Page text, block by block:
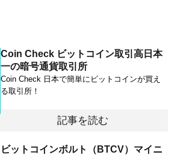
Coin Check ビットコイン取引高日本
一の暗号通貨取引所
Coin Check 日本で簡単にビットコインが買え
る取引所！
記事を読む
ビットコインボルト（BTCV）マイニ